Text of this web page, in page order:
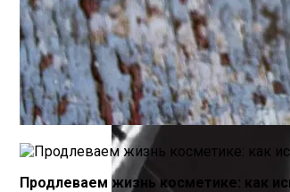
Мода 50-Х: Стиль,
Продлеваем жизнь косметике: как